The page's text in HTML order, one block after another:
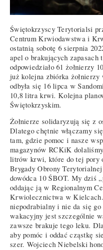
Świętokrzyscy Terytorialsi
Centrum Krwiodawstwa i
ostatnią sobotę 6 sierpnia
apel o brakujących zapasach
odpowiedziało 61 żołnierzy
już kolejna zbiórka
odbyła się 16 lipca w
10,8 litra krwi. Kolejna
Świętokrzyskim.
Żołnierze solidaryzują się z
Dlatego chętnie włączamy
tam, gdzie pomoc i nasze
magazynów RCKiK
litrów krwi, które do tej pory
Brygady Obrony
dowódca 10 ŚBOT. My dziś
oddając ją w Regionalnym
Krwiolecznictwa w
niepodrabialny i nie da się
wakacyjny jest szczególnie
zawsze brakuje tego leku.
aby pomóc i oddać cząstkę
szer. Wojciech Niebelski